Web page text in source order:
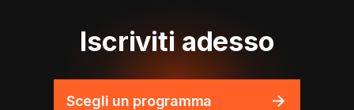
Iscriviti adesso
Scegli un programma